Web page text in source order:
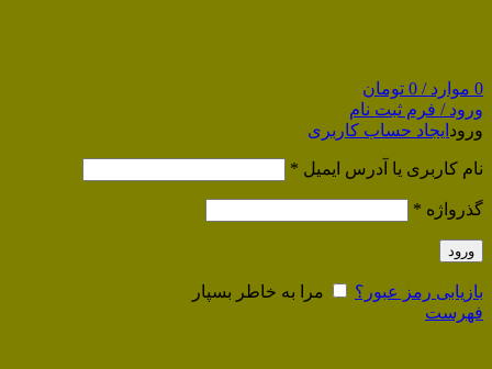
0 موارد /
0 تومان
ورود / فرم ثبت نام
ورود ایجاد حساب کاربری
نام کاربری یا آدرس ایمیل *
گذرواژه *
ورود
بازیابی رمز عبور؟
مرا به خاطر بسپار
فهرست